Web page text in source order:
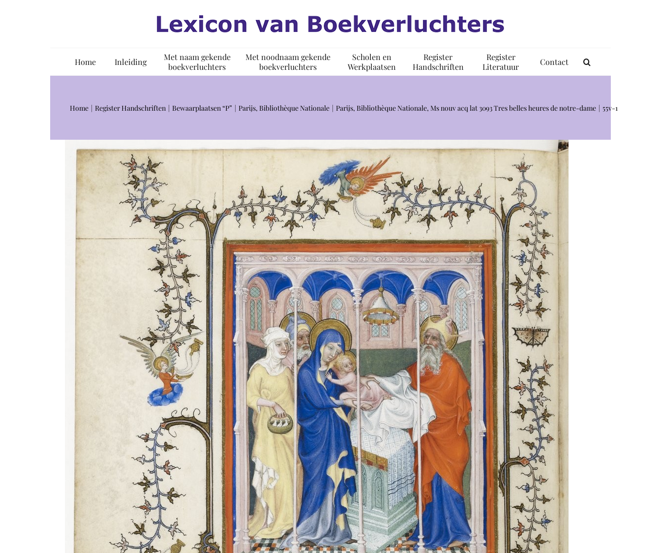
Home Inleiding
Met naam gekende
boekverluchters
Met noodnaam gekende
boekverluchters
Scholen en
Werkplaatsen
Register
Handschriften
Register
Literatuur
Contact
Home Register Handschriften Bewaarplaatsen “P” Parijs, Bibliothèque Nationale Parijs, Bibliothèque Nationale, Ms nouv acq lat 3093 Tres belles heures de notre-dame 55v-1